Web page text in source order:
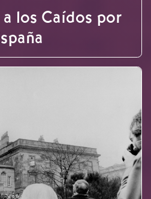
los Caídos por